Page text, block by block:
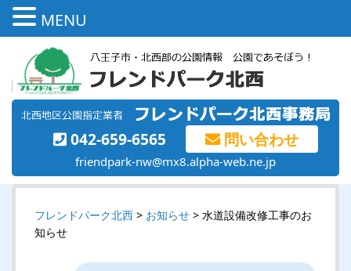
042-659-6565 問い合わせ
friendpark-nw@mx8.alpha-web.ne.jp
フレンドパーク北西 > お知らせ > 水道設備改修工事のお
知らせ
MENU